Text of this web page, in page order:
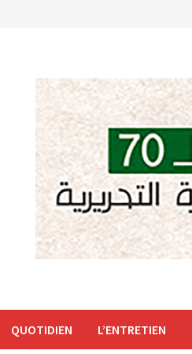
QUOTIDIEN L’ENTRETIEN